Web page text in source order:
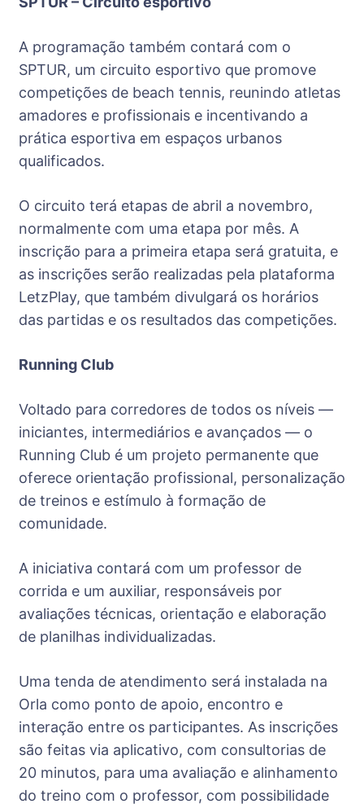
A programação também contará com o
SPTUR, um circuito esportivo que promove
competições de beach tennis, reunindo atletas
amadores e profissionais e incentivando a
prática esportiva em espaços urbanos
qualificados.
O circuito terá etapas de abril a novembro,
normalmente com uma etapa por mês. A
inscrição para a primeira etapa será gratuita, e
as inscrições serão realizadas pela plataforma
LetzPlay, que também divulgará os horários
das partidas e os resultados das competições.
Running Club
Voltado para corredores de todos os níveis —
iniciantes, intermediários e avançados — o
Running Club é um projeto permanente que
oferece orientação profissional, personalização
de treinos e estímulo à formação de
comunidade.
A iniciativa contará com um professor de
corrida e um auxiliar, responsáveis por
avaliações técnicas, orientação e elaboração
de planilhas individualizadas.
Uma tenda de atendimento será instalada na
Orla como ponto de apoio, encontro e
interação entre os participantes. As inscrições
são feitas via aplicativo, com consultorias de
20 minutos, para uma avaliação e alinhamento
do treino com o professor, com possibilidade